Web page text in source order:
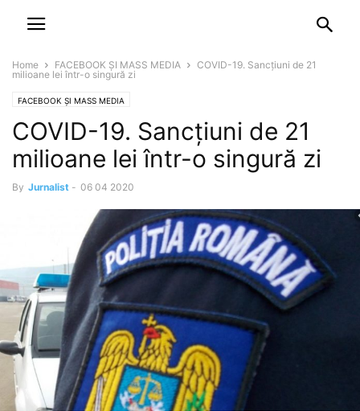
Home FACEBOOK ȘI MASS MEDIA
COVID-19. Sancțiuni de 21
milioane lei într-o singură zi
FACEBOOK ȘI MASS MEDIA
COVID-19. Sancțiuni de 21
milioane lei într-o singură zi
By Jurnalist - 06 04 2020